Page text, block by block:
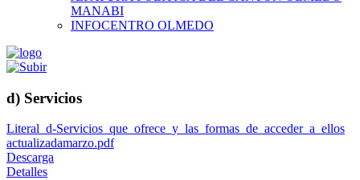
MANABI
INFOCENTRO OLMEDO
d) Servicios
Literal_d-Servicios_que_ofrece_y_las_formas_de_acceder_a_ellos
actualizadamarzo.pdf
Descarga
Detalles